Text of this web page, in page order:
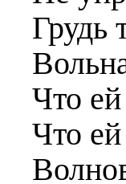
Грудь
Что
Что